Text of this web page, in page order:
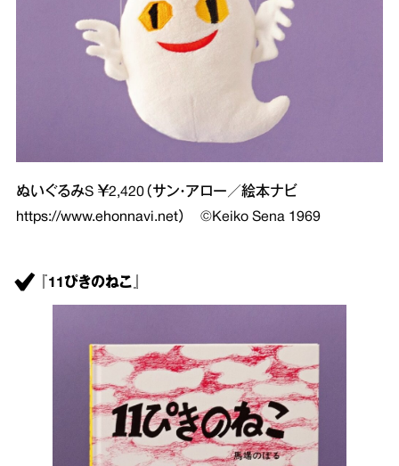
ぬいぐるみS ￥2,420（サン・アロー／絵本ナビ
https://www.ehonnavi.net） ©Keiko Sena 1969
『11ぴきのねこ』